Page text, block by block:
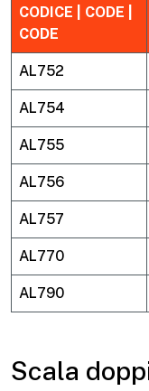
CODICE | CODE |
CODE
AL752
AL754
AL755
AL756
AL757
AL770
AL790
Scala